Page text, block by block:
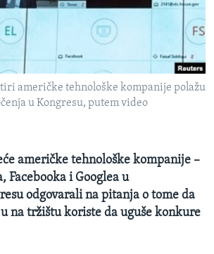
američke tehnološke kompanije polažu
u Kongresu, putem video
američke tehnološke kompanije –
Facebooka i Googlea u
odgovarali na pitanja o tome da
na tržištu koriste da uguše konkure